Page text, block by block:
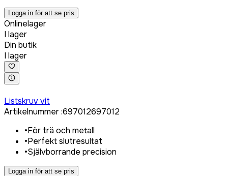
Logga in för att se pris
Onlinelager
I lager
Din butik
I lager
Listskruv vit
Artikelnummer:697012697012
•För trä och metall
•Perfekt slutresultat
•Självborrande precision
Logga in för att se pris